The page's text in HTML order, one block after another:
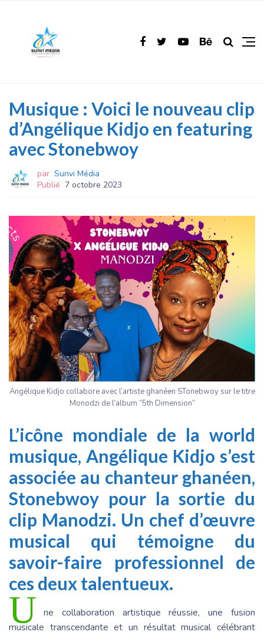
Musique : Voici le nouveau clip
d’Angélique Kidjo en featuring
avec Stonebwoy
par Sunvi Média
Publié 7 octobre 2023
Angélique Kidjo collabore avec l’artiste ghanéen STonebwoy sur le titre
Monodzi de l’album “5th Dimension”
L’icône mondiale de la world
musique, Angélique Kidjo s’est
associée au chanteur ghanéen,
Stonebwoy pour la sortie du
clip Manodzi. Un chef d’œuvre
musical qui témoigne du
savoir-faire professionnel de
ces deux talentueux.
U ne collaboration artistique réussie, une fusion
musicale transcendante et un résultat musical célébrant